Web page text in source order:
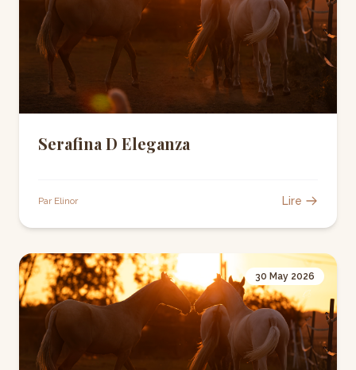
Serafina D Eleganza
Par Elinor Lire
30 May 2026